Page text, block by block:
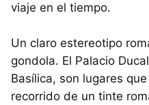
viaje en el tiempo.
Un claro estereotipo
gondola. El Palacio
Basílica, son lugares
recorrido de un tinte